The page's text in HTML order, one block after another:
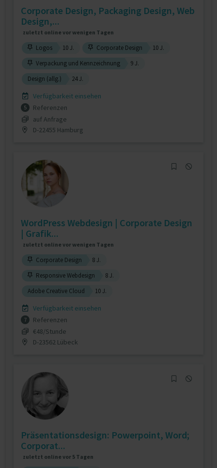
Corporate Design, Packaging Design, Web
Design,...
zuletzt online vor wenigen Tagen
Logos 10 J. Corporate Design
10 J.
Verpackung und Kennzeichnung
9 J.
Design (allg.)
24 J.
Verfügbarkeit einsehen
5
Referenzen
auf Anfrage
D-22455 Hamburg
WordPress Webdesign | Corporate Design
| Grafik...
zuletzt online vor wenigen Tagen
Corporate Design
8 J.
Responsive Webdesign
8 J.
Adobe Creative Cloud
10 J.
Verfügbarkeit einsehen
7
Referenzen
€48/Stunde
D-23562 Lübeck
Präsentationsdesign: Powerpoint, Word;
Corporat...
zuletzt online vor 5 Tagen